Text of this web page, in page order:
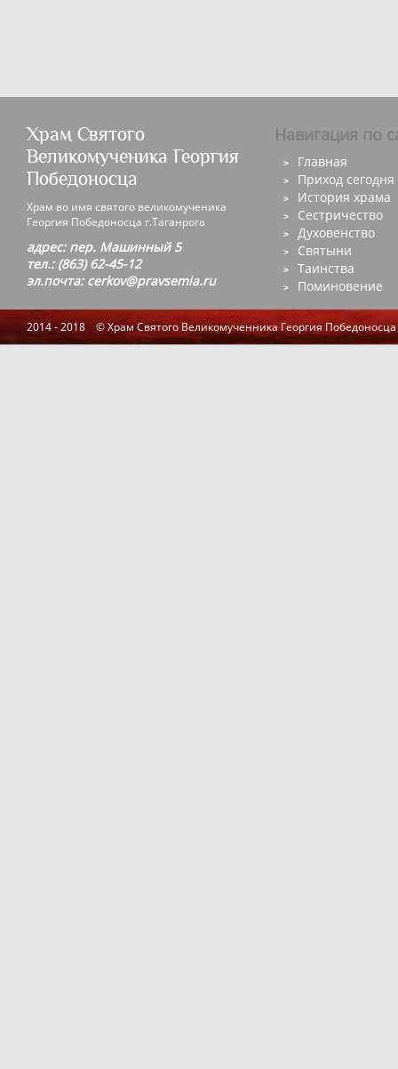
Храм Святого
Великомученика Георгия
Победоносца
Храм во имя святого великомученика
Георгия Победоносца г.Таганрога
адрес: пер. Машинный 5
тел.: (863) 62-45-12
эл.почта: cerkov@pravsemia.ru
Навигация по
Главная
Приход сегодня
История храма
Сестричество
Духовенство
Святыни
Таинства
Поминовение
2014 - 2018 © Храм Святого Великомученника Георгия Победоносца